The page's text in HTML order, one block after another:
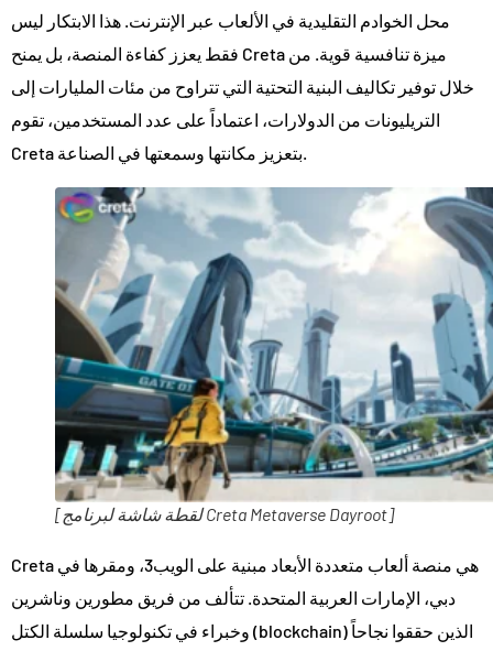
محل الخوادم التقليدية في الألعاب عبر الإنترنت. هذا الابتكار ليس
فقط يعزز كفاءة المنصة، بل يمنح Creta ميزة تنافسية قوية. من
خلال توفير تكاليف البنية التحتية التي تتراوح من مئات المليارات إلى
التريليونات من الدولارات، اعتماداً على عدد المستخدمين، تقوم
Creta بتعزيز مكانتها وسمعتها في الصناعة.
[لقطة شاشة لبرنامج Creta Metaverse Dayroot]
Creta هي منصة ألعاب متعددة الأبعاد مبنية على الويب3، ومقرها في
دبي، الإمارات العربية المتحدة. تتألف من فريق مطورين وناشرين
وخبراء في تكنولوجيا سلسلة الكتل (blockchain) الذين حققوا نجاحاً